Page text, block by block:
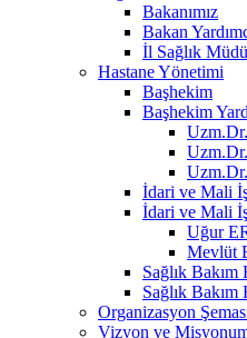
Bakanımız
Bakan
İl Sağlık
Hastane Yönetimi
Başhekim
Başhekim
İdari ve Mali
İdari ve Mali
Uğur
Mevlüt
Sağlık
Sağlık Bakım
Organizasyon
Vizyon ve